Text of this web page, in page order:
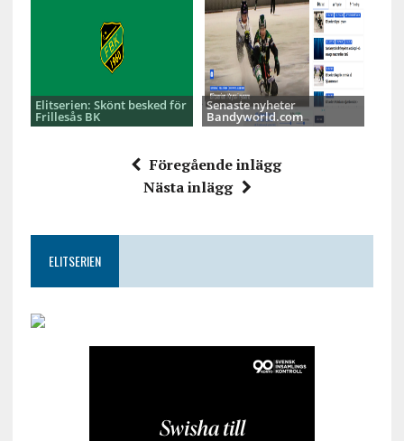
Elitserien: Skönt besked för
Frillesås BK
Senaste nyheter
Bandyworld.com
Föregående inlägg
Nästa inlägg
ELITSERIEN